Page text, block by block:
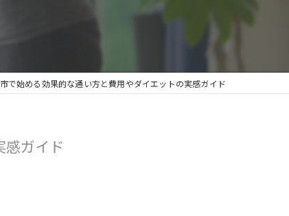
で始める効果的な通い方と費用やダイエットの実感ガイド
ガイド